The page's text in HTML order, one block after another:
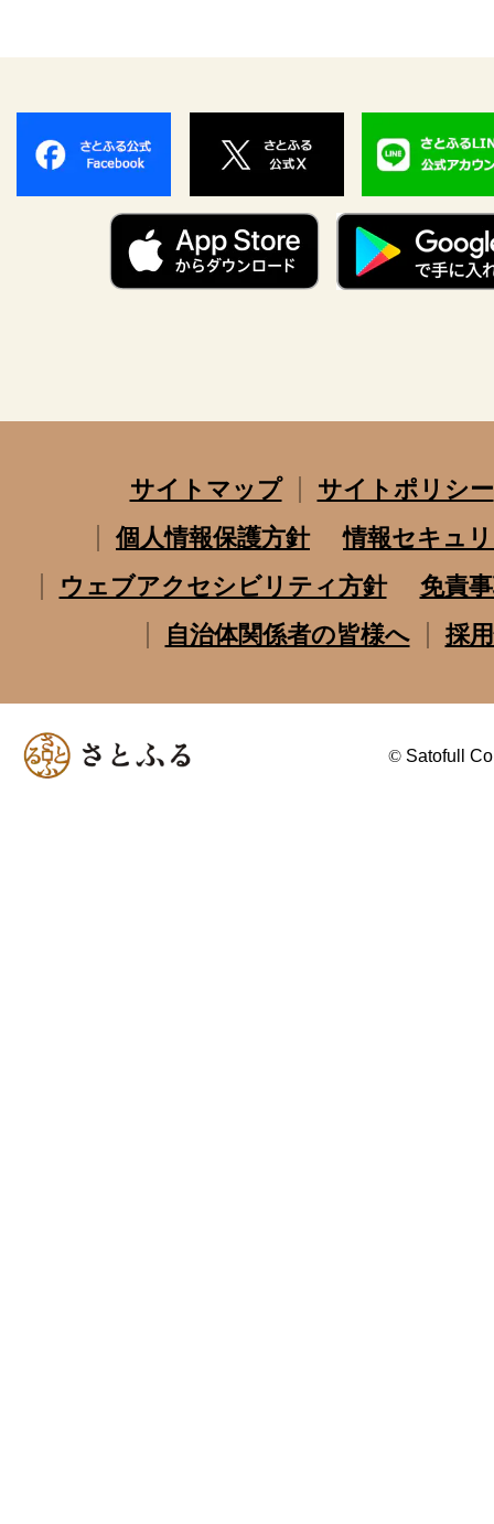
サイトマップ
サイトポリシー
個人情報保護方針
情報セキュ
ウェブアクセシビリティ方針
免責
自治体関係者の皆様へ
採
© Satofull